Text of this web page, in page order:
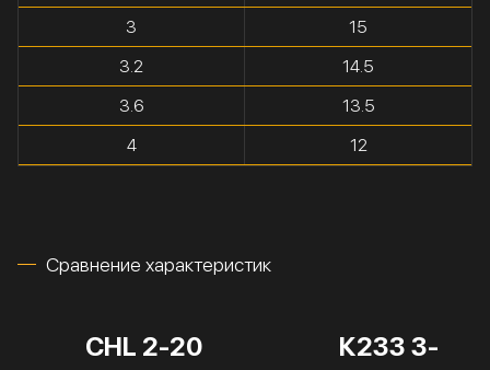
3
15
3.2
14.5
3.6
13.5
4
12
Сравнение характеристик
CHL 2-20
К233 3-